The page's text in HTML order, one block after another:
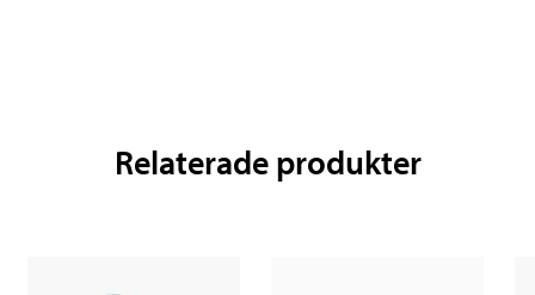
Relaterade produkter